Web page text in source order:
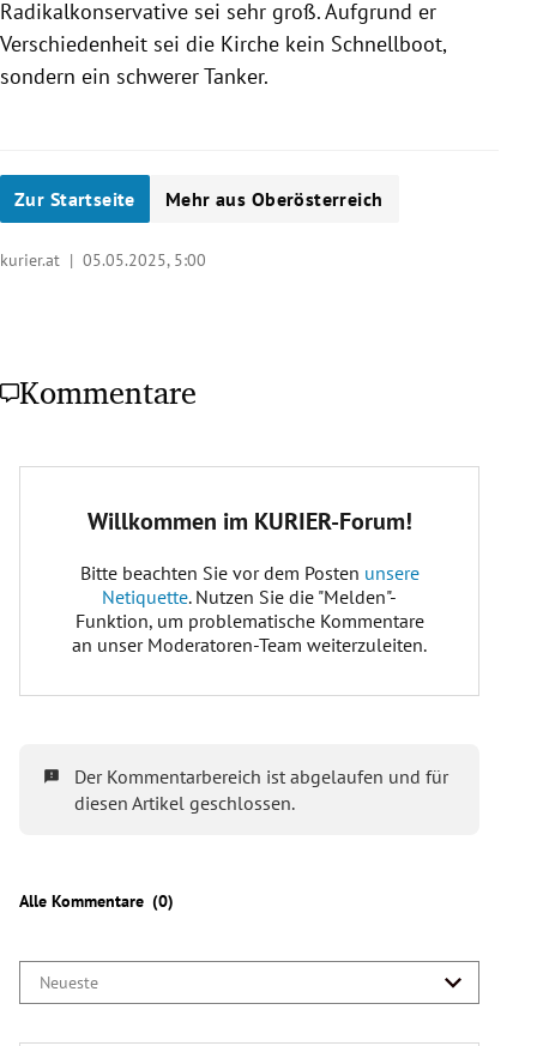
Radikalkonservative sei sehr groß. Aufgrund er
Verschiedenheit sei die Kirche kein Schnellboot,
sondern ein schwerer Tanker.
Zur Startseite Mehr aus Oberösterreich
kurier.at | 05.05.2025, 5:00
Kommentare